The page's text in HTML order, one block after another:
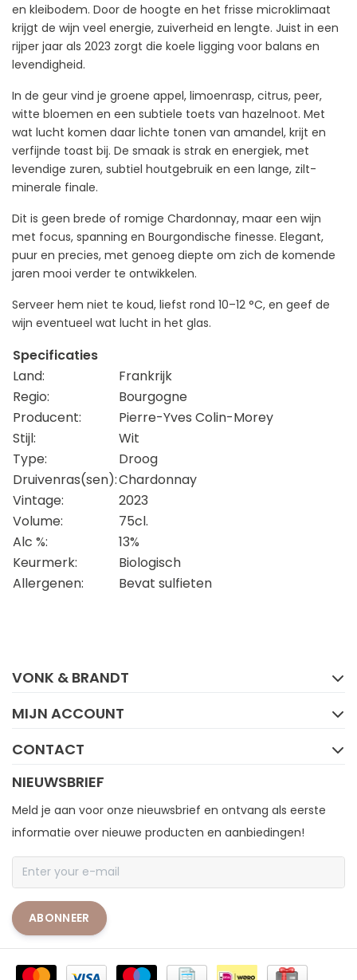
en kleibodem. Door de hoogte en het frisse microklimaat
krijgt de wijn veel energie, zuiverheid en lengte. Juist in een
rijper jaar als 2023 zorgt die koele ligging voor balans en
levendigheid.
In de geur vind je groene appel, limoenrasp, citrus, peer,
witte bloemen en een subtiele toets van hazelnoot. Met
wat lucht komen daar lichte tonen van amandel, krijt en
verfijnde toast bij. De smaak is strak en energiek, met
levendige zuren, subtiel houtgebruik en een lange, zilt-
minerale finale.
Dit is geen brede of romige Chardonnay, maar een wijn
met focus, spanning en Bourgondische finesse. Elegant,
puur en precies, met genoeg diepte om zich de komende
jaren mooi verder te ontwikkelen.
Serveer hem niet te koud, liefst rond 10–12 °C, en geef de
wijn eventueel wat lucht in het glas.
Specificaties
Land:
Frankrijk
Regio:
Bourgogne
Producent:
Pierre-Yves Colin-Morey
Stijl:
Wit
Type:
Droog
Druivenras(sen):Chardonnay
Vintage:
2023
Volume:
75cl.
Alc %:
13%
Keurmerk:
Biologisch
Allergenen:
Bevat sulfieten
VONK & BRANDT
MIJN ACCOUNT
CONTACT
NIEUWSBRIEF
Meld je aan voor onze nieuwsbrief en ontvang als eerste
informatie over nieuwe producten en aanbiedingen!
ABONNEER